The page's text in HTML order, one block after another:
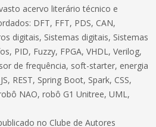
acervo literário técnico e
DFT, FFT, PDS, CAN,
digitais, Sistemas digitais, Sistemas
PID, Fuzzy, FPGA, VHDL, Verilog,
de frequência, soft-starter, energia
REST, Spring Boot, Spark, CSS,
NAO, robô G1 Unitree, UML,
no Clube de Autores